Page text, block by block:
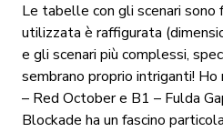
Le tabelle con gli scenari sono
utilizzata è raffigurata
e gli scenari più complessi,
sembrano proprio intriganti! Ho
– Red October e B1 – Fulda
Blockade ha un fascino